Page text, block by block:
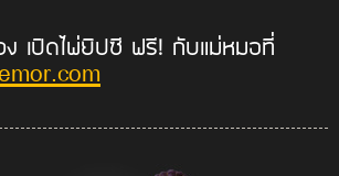
เปิดไพ่ยิปซี ฟรี! กับแม่หมอที่